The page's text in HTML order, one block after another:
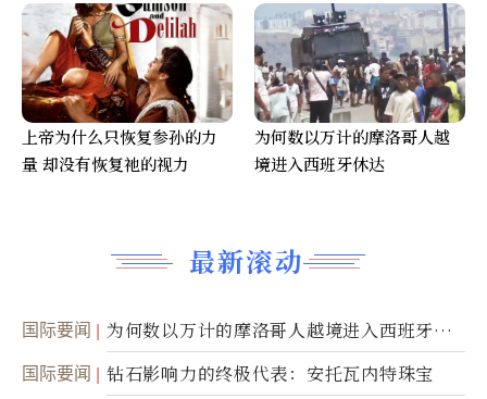
最新滚动
国际要闻
为何数以万计的摩洛哥人越境进入西班牙休
达
国际要闻 钻石影响力的终极代表：安托瓦内特珠宝
上帝为什么只恢复参孙的力
量 却没有恢复祂的视力
为何数以万计的摩洛哥人越
境进入西班牙休达